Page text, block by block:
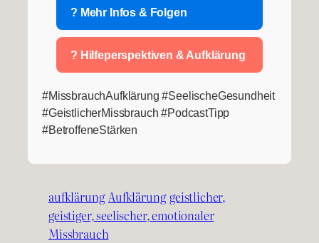
? Mehr Infos & Folgen
? Hilfeperspektiven & Aufklärung
#MissbrauchAufklärung #SeelischeGesundheit
#GeistlicherMissbrauch #PodcastTipp
#BetroffeneStärken
aufklärung Aufklärung geistlicher,
geistiger, seelischer, emotionaler
Missbrauch